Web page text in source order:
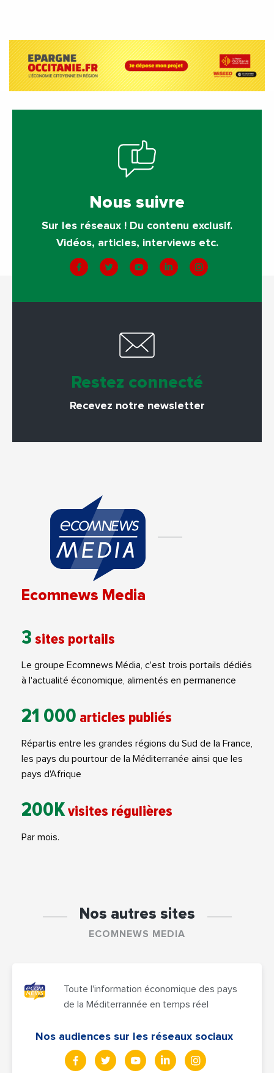
Nous suivre
Sur les réseaux ! Du contenu exclusif.
Vidéos, articles, interviews etc.
Restez connecté
Recevez notre newsletter
Ecomnews Media
3 sites portails
Le groupe Ecomnews Média, c'est trois portails dédiés
à l'actualité économique, alimentés en permanence
21 000 articles publiés
Répartis entre les grandes régions du Sud de la France,
les pays du pourtour de la Méditerranée ainsi que les
pays d'Afrique
200Kvisites régulières
Par mois.
Nos autres sites
ECOMNEWS MEDIA
Toute l'information économique des pays
de la Méditerrannée en temps réel
Nos audiences sur les réseaux sociaux